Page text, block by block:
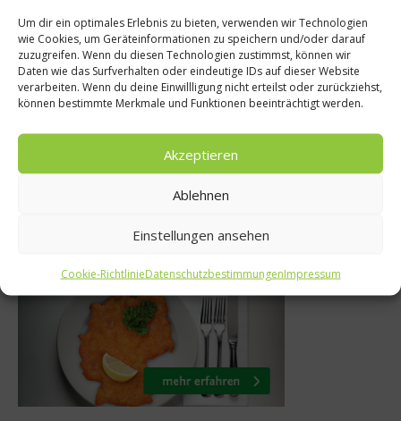
Um dir ein optimales Erlebnis zu bieten, verwenden wir Technologien
wie Cookies, um Geräteinformationen zu speichern und/oder darauf
zuzugreifen. Wenn du diesen Technologien zustimmst, können wir
Daten wie das Surfverhalten oder eindeutige IDs auf dieser Website
verarbeiten. Wenn du deine Einwillligung nicht erteilst oder zurückziehst,
können bestimmte Merkmale und Funktionen beeinträchtigt werden.
Akzeptieren
Ablehnen
Einstellungen ansehen
Cookie-RichtlinieDatenschutzbestimmungenImpressum
Rezepte
Rezept:
fürs Brot
28. Dezember 2021
Was isst Deutschland